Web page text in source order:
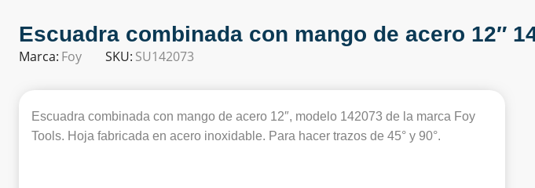
Escuadra combinada con mango de acero 12″
Marca: Foy SKU: SU142073
Escuadra combinada con mango de acero 12″, modelo 142073 de la marca Foy
Tools. Hoja fabricada en acero inoxidable. Para hacer trazos de 45° y 90°.